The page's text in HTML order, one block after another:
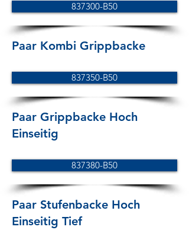
837300-B50
Paar Kombi Grippbacke
837350-B50
Paar Grippbacke Hoch
Einseitig
837380-B50
Paar Stufenbacke Hoch
Einseitig Tief